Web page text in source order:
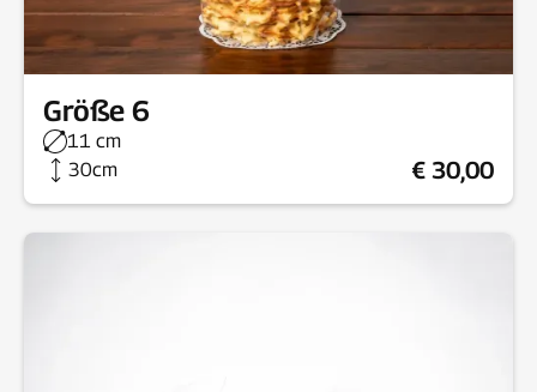
Größe 6
11 cm
30cm
€ 30,00